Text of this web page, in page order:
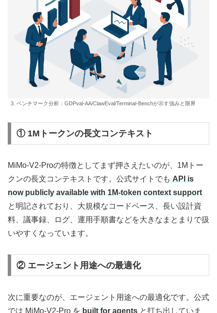
3. ベンチマーク分析：GDPval-AA/ClawEval/Terminal-Benchが示す強みと限界
① 1Mトークンの長文コンテキスト
MiMo-V2-Proの特徴としてまず押さえたいのが、1Mトー
クンの長文コンテキストです。公式サイトでも API is
now publicly available with 1M-token context support
と明記されており、大規模なコードベース、長い設計資
料、議事録、ログ、運用手順書などを大きなまとまりで扱
いやすくなっています。
② エージェント用途への最適化
次に重要なのが、エージェント用途への最適化です。公式
では MiMo-V2-Pro を built for agents と打ち出していま